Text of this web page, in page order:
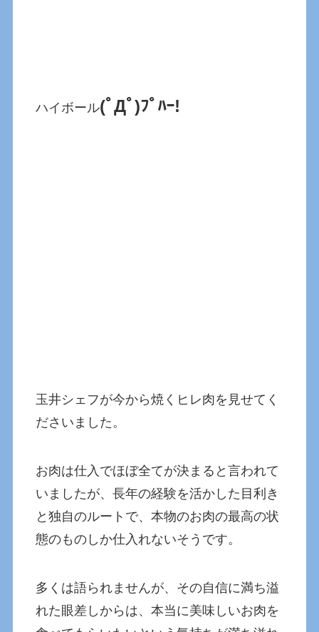
ハイボール(ﾟДﾟ)ﾌﾟﾊｰ!
玉井シェフが今から焼くヒレ肉を見せてく
ださいました。
お肉は仕入でほぼ全てが決まると言われて
いましたが、長年の経験を活かした目利き
と独自のルートで、本物のお肉の最高の状
態のものしか仕入れないそうです。
多くは語られませんが、その自信に満ち溢
れた眼差しからは、本当に美味しいお肉を